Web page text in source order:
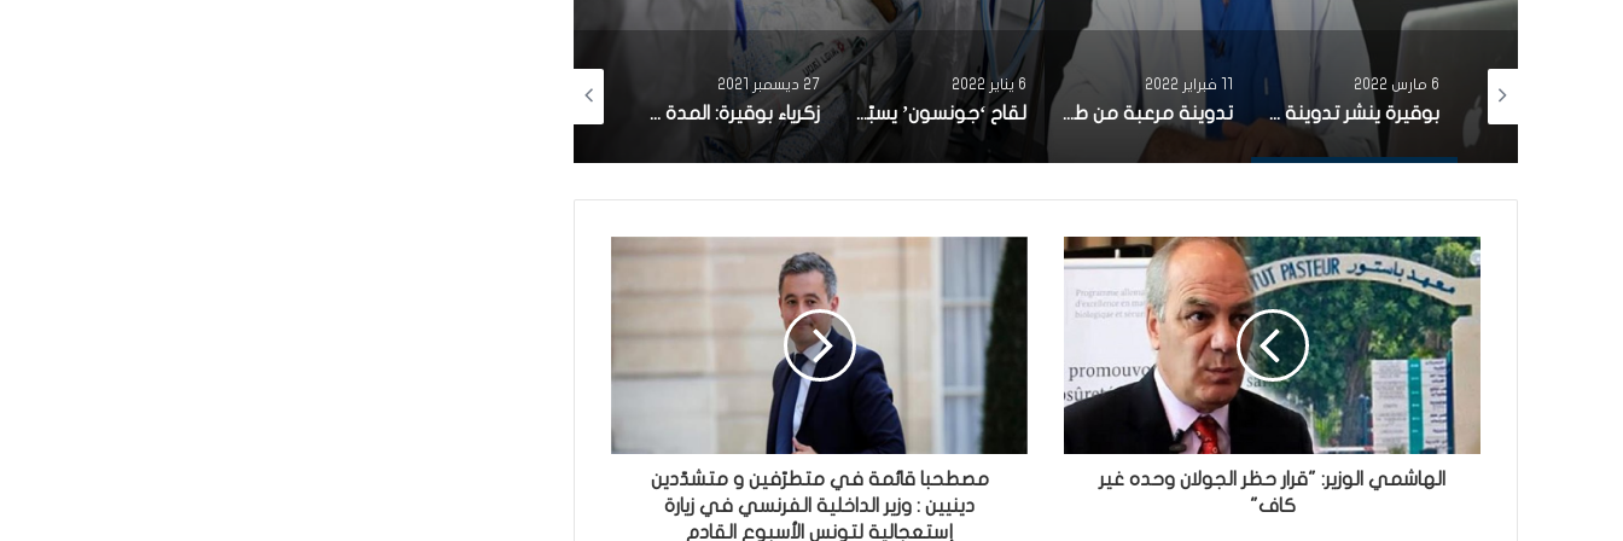
الدكتور ذاكر لهيذب يُحذّر من كارثة في تونس
6 مارس 2022
بوقيرة ينشر تدوينة مفزعة ويطالب بفرض الحجر الصحي الشامل قبل فوات الأوان تدوينة مرعبة من طبيب بمستشفى شارل نيكول
6 يناير 2022
لقاح ‘جونسون’ يسبّب جلطات قلبية؟ الهاشمي الوزير يوضّح
27 ديسمبر 2021
زكرياء بوقيرة: المدة الجاية لعباد الكل بش تمرض
الهاشمي الوزير: "قرار حظر الجولان وحده غير
كاف"
مصطحبا قائمة في متطرّفين و متشدّدين
دينيين : وزير الداخلية الفرنسي في زيارة
إستعجالية لتونس الأسبوع القادم